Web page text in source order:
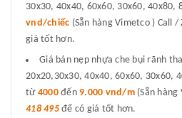
30x30, 40x40, 60x60, 30x60, 40x80,
vnd/chiếc (Sẵn hàng Vimetco ) Call /
giá tốt hơn.
Giá bán nẹp nhựa che bụi rãnh
20x20,30x30, 40x40, 60x60, 30x60,
từ 4000đến 9.000 vnd/m(Sẵn hàng
418 495để có giá tốt hơn.